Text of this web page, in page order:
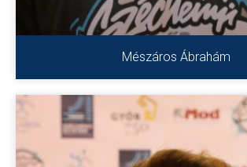
Mészáros Ábrahám